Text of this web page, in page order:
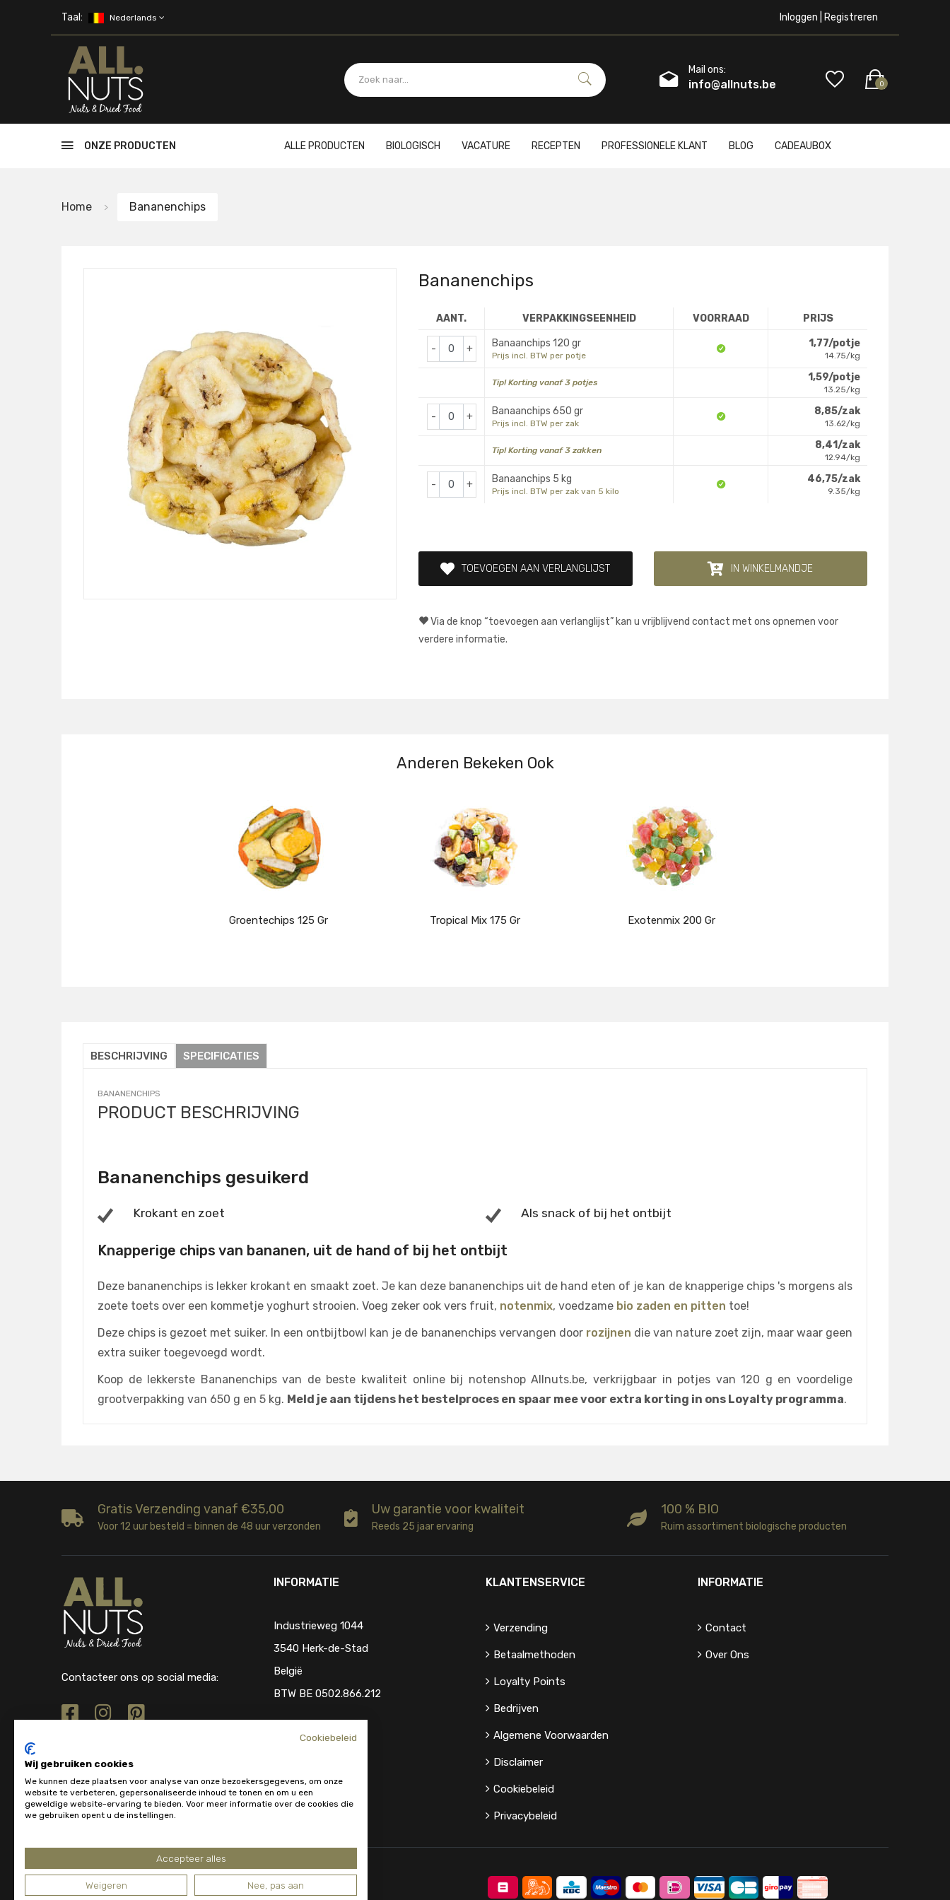
Taal: Nederlands Inloggen | Registreren
Mail ons:
info@allnuts.be 0
ONZE PRODUCTEN ALLE PRODUCTEN BIOLOGISCH VACATURE RECEPTEN PROFESSIONELE KLANT BLOG CADEAUBOX
Home Bananenchips
Bananenchips
AANT. VERPAKKINGSEENHEID VOORRAAD PRIJS
- + Banaanchips 120 gr
Prijs incl. BTW per potje
1,77/potje
14.75/kg
Tip! Korting vanaf 3 potjes 1,59/potje
13.25/kg
- + Banaanchips 650 gr
Prijs incl. BTW per zak
8,85/zak
13.62/kg
Tip! Korting vanaf 3 zakken 8,41/zak
12.94/kg
- + Banaanchips 5 kg
Prijs incl. BTW per zak van 5 kilo
46,75/zak
9.35/kg
TOEVOEGEN AAN VERLANGLIJST IN WINKELMANDJE
Via de knop “toevoegen aan verlanglijst” kan u vrijblijvend contact met ons opnemen voor
verdere informatie.
Anderen Bekeken Ook
Groentechips 125 Gr Tropical Mix 175 Gr Exotenmix 200 Gr
BESCHRIJVING SPECIFICATIES
BANANENCHIPS
PRODUCT BESCHRIJVING
Bananenchips gesuikerd
Krokant en zoet Als snack of bij het ontbijt
Knapperige chips van bananen, uit de hand of bij het ontbijt
Deze bananenchips is lekker krokant en smaakt zoet. Je kan deze bananenchips uit de hand eten of je kan de knapperige chips 's morgens als
zoete toets over een kommetje yoghurt strooien. Voeg zeker ook vers fruit, notenmix, voedzame bio zaden en pitten toe!
Deze chips is gezoet met suiker. In een ontbijtbowl kan je de bananenchips vervangen door rozijnen die van nature zoet zijn, maar waar geen
extra suiker toegevoegd wordt.
Koop de lekkerste Bananenchips van de beste kwaliteit online bij notenshop Allnuts.be, verkrijgbaar in potjes van 120 g en voordelige
grootverpakking van 650 g en 5 kg. Meld je aan tijdens het bestelproces en spaar mee voor extra korting in ons Loyalty programma.
Gratis Verzending vanaf €35,00
Voor 12 uur besteld = binnen de 48 uur verzonden
Uw garantie voor kwaliteit
Reeds 25 jaar ervaring
100 % BIO
Ruim assortiment biologische producten
Contacteer ons op social media:
INFORMATIE
Industrieweg 1044
3540 Herk-de-Stad
België
BTW BE 0502.866.212
KLANTENSERVICE
Verzending
Betaalmethoden
Loyalty Points
Bedrijven
Algemene Voorwaarden
Disclaimer
Cookiebeleid
Privacybeleid
INFORMATIE
Contact
Over Ons
Cookiebeleid
Wij gebruiken cookies
We kunnen deze plaatsen voor analyse van onze bezoekersgegevens, om onze
website te verbeteren, gepersonaliseerde inhoud te tonen en om u een
geweldige website-ervaring te bieden. Voor meer informatie over de cookies die
we gebruiken opent u de instellingen.
Accepteer alles
Weigeren Nee, pas aan